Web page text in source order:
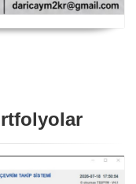
YM2KR